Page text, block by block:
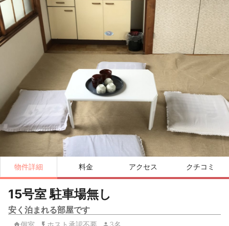
物件詳細 料金 アクセス クチコミ
15号室 駐車場無し
安く泊まれる部屋です